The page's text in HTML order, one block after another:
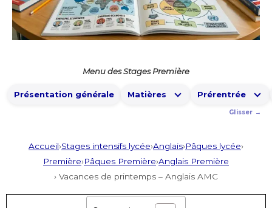
Menu des Stages Première
Présentation générale Matières Prérentrée
Accueil›Stages intensifs lycée›Anglais›Pâques lycée›
Première›Pâques Première›Anglais Première
› Vacances de printemps – Anglais AMC